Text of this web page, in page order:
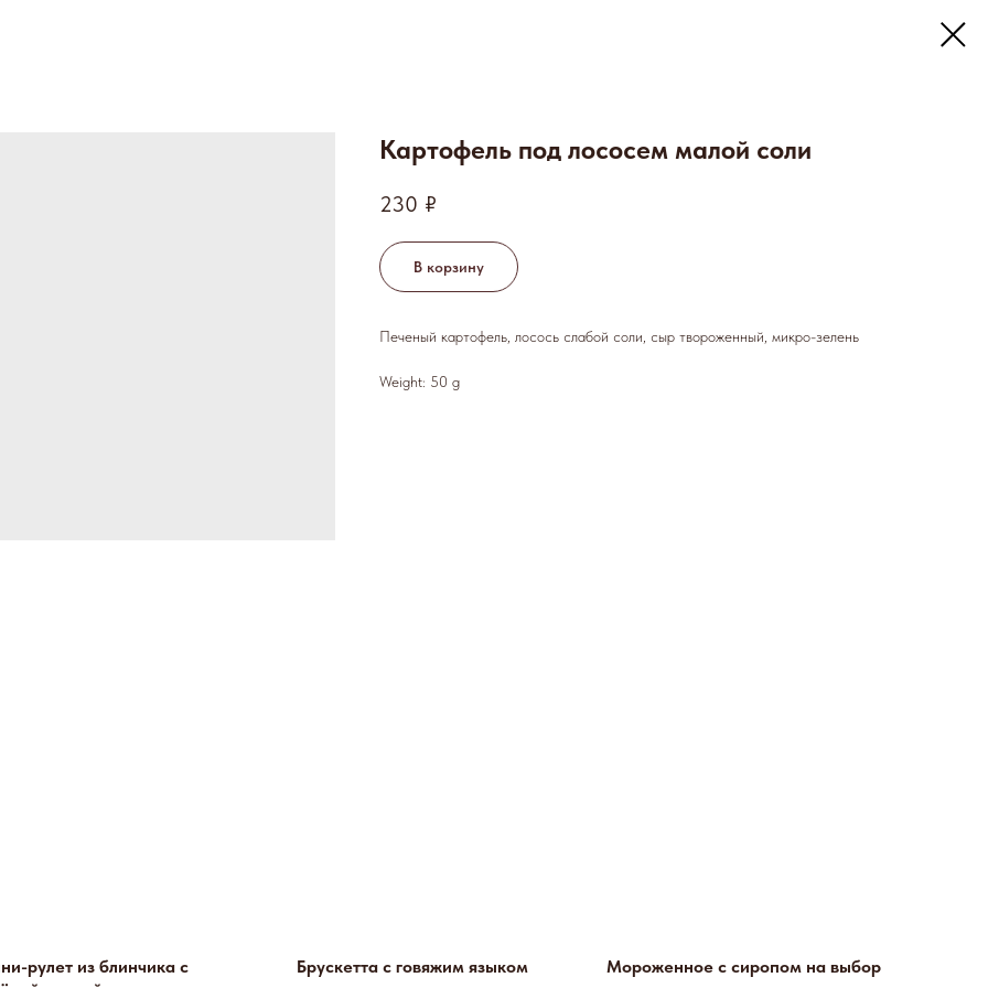
Картофель под лососем малой соли
230 ₽
В корзину
Печеный картофель, лосось слабой соли, сыр твороженный, микро-зелень
Weight: 50 g
рулет из блинчика с
Брускетта с говяжим языком Мороженное с сиропом на выбор